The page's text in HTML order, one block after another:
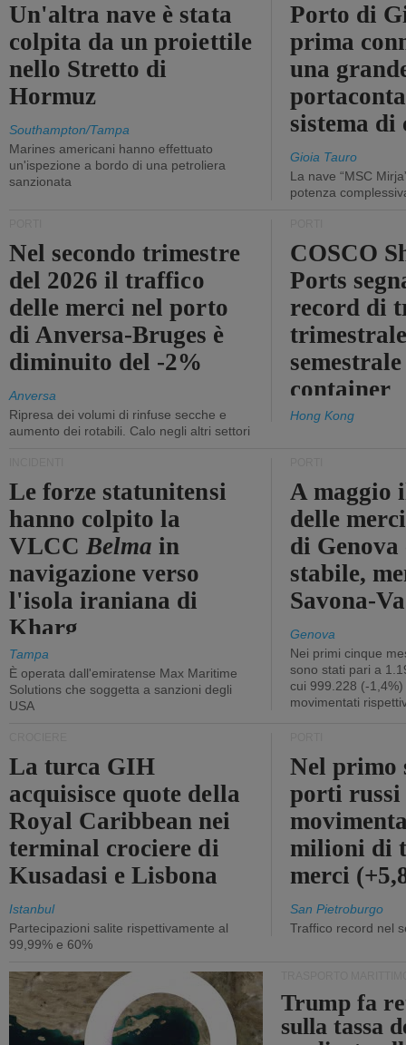
Un'altra nave è stata
colpita da un proiettile
nello Stretto di
Hormuz
Southampton/Tampa
Marines americani hanno effettuato
un'ispezione a bordo di una petroliera
sanzionata
Porto di
prima
una
sistema
Gioia Tauro
La nave “MSC
potenza
Nel secondo trimestre
del 2026 il traffico
delle merci nel porto
di Anversa-Bruges è
diminuito del -2%
Anversa
Ripresa dei volumi di rinfuse secche e
aumento dei rotabili. Calo negli altri settori
COSCO
Ports
record di
container
Hong Kong
Le forze statunitensi
hanno colpito la
VLCCBelma in
navigazione verso
l'isola iraniana di
Kharg
Tampa
È operata dall'emiratense Max Maritime
Solutions che soggetta a sanzioni degli
USA
A maggio
delle
di
stabile,
Savona-
Genova
Nei primi cinque
sono stati pari a
cui 999.228 (-
movimentati
La turca GIH
acquisisce quote della
Royal Caribbean nei
terminal crociere di
Kusadasi e Lisbona
Istanbul
Partecipazioni salite rispettivamente al
99,99% e 60%
Nel primo
porti russi
milioni di
merci
San Pietroburgo
Traffico record nel
Trump fa
sulla tassa